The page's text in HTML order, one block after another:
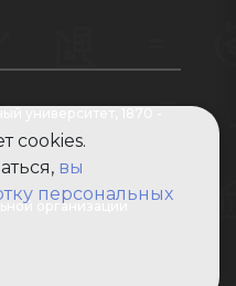
организации
cookies.
вы
персональных